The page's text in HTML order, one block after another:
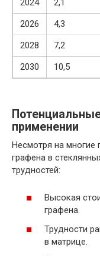
2024 2,1
2026
4,3
2028
7,2
2030
10,5
применении
Несмотря на многие
графена в
трудностей:
Высокая
графена.
Трудности
в матрице.